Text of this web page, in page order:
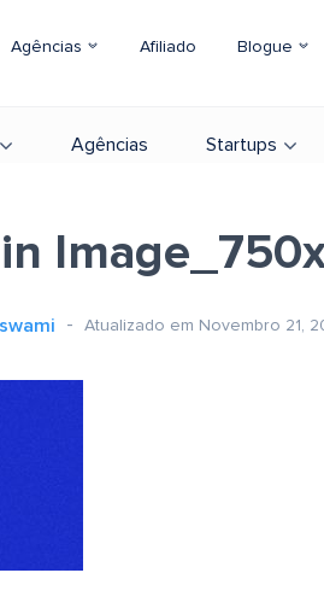
Agências Afiliado Blogue
Agências Startups
Atualizado em Novembro 21,